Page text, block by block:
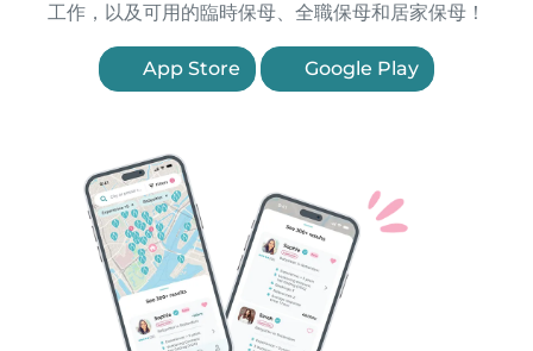
工作，以及可用的臨時保母、全職保母和居家保母！
App Store Google Play